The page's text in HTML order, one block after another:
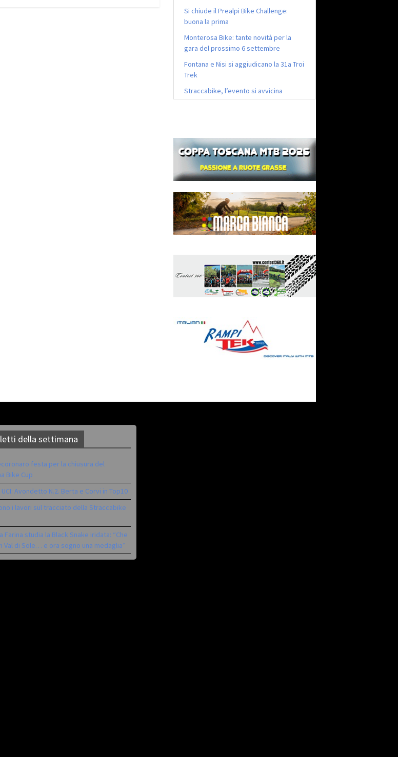
Si chiude il Prealpi Bike Challenge:
buona la prima
Monterosa Bike: tante novità per la
gara del prossimo 6 settembre
Fontana e Nisi si aggiudicano la 31a Troi
Trek
Straccabike, l’evento si avvicina
della settimana
festa per la chiusura del
Bike Cup
UCI: Avondetto N.2. Berta e Corvi in Top10
i lavori sul tracciato della Straccabike
Farina studia la Black Snake iridata: “Che
Val di Sole… e ora sogno una medaglia”